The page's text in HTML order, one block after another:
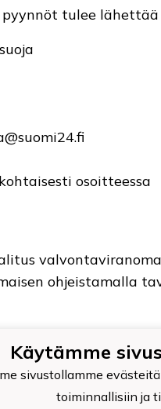
tulee
osoitteessa
ohjeistamalla
Palokunnan Urheilijat
4
Käytämme
sivustollamme
toiminnallisiin ja